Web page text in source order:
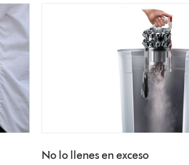
No lo llenes en exceso